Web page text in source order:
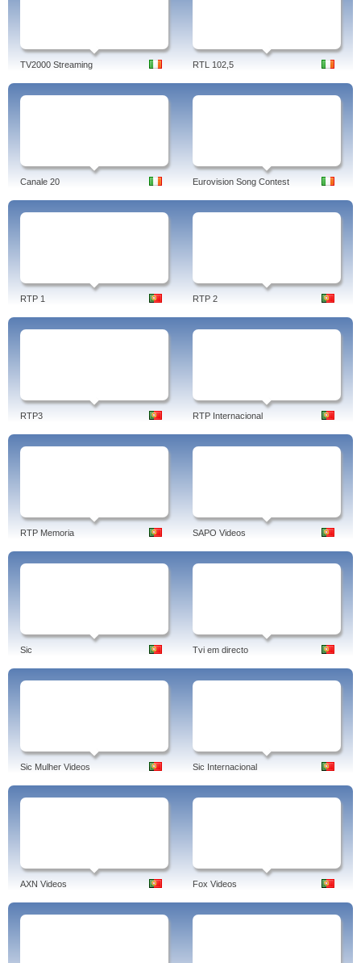
TV2000 Streaming RTL 102,5
Canale 20 Eurovision Song Contest
RTP 1 RTP 2
RTP3 RTP Internacional
RTP Memoria SAPO Videos
Sic Tvi em directo
Sic Mulher Videos Sic Internacional
AXN Videos Fox Videos